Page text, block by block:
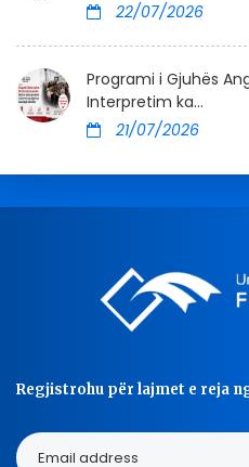
22/07/2026
Programi i Gjuhës
Interpretim ka...
21/07/2026
Regjistrohu për lajmet e reja